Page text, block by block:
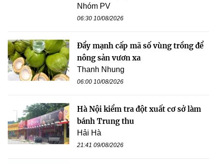
Nhóm PV
06:30 10/08/2026
Đẩy mạnh cấp mã số vùng trồng để
nông sản vươn xa
Thanh Nhung
06:00 10/08/2026
Hà Nội kiểm tra đột xuất cơ sở làm
bánh Trung thu
Hải Hà
21:41 09/08/2026